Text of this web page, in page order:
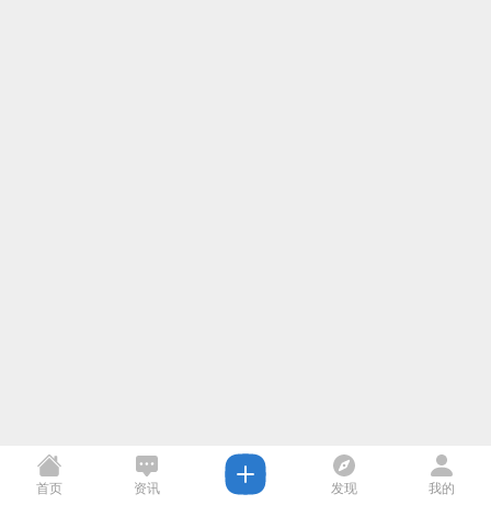
首页 资讯 发现 我的